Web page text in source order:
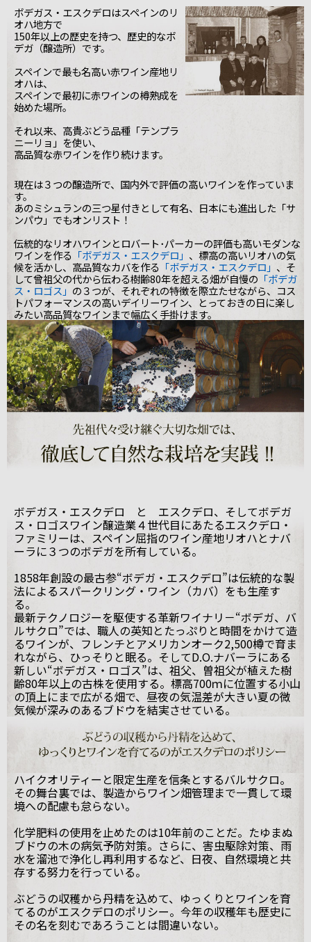
ボデガス・エスクデロはスペインのリ
オハ地方で
150年以上の歴史を持つ、歴史的なボ
デガ（醸造所）です。
スペインで最も名高い赤ワイン産地リ
オハは、
スペインで最初に赤ワインの樽熟成を
始めた場所。
それ以来、高貴ぶどう品種「テンプラ
ニーリョ」を使い、
高品質な赤ワインを作り続けます。
現在は３つの醸造所で、国内外で評価の高いワインを作っていま
す。
あのミシュランの三つ星付きとして有名、日本にも進出した「サ
ンパウ」でもオンリスト！
伝統的なリオハワインとロバート･パーカーの評価も高いモダンな
ワインを作る 「ボデガス・エスクデロ」 、標高の高いリオハの気
候を活かし、高品質なカバを作る 「ボデガス・エスクデロ」 、そ
して曾祖父の代から伝わる樹齢80年を超える畑が自慢の 「ボデガ
ス・ロゴス」 の３つが、それぞれの特徴を際立たせながら、コス
トパフォーマンスの高いデイリーワイン、とっておきの日に楽し
みたい高品質なワインまで幅広く手掛けます。
ボデガス・エスクデロ と エスクデロ、そしてボデガ
ス・ロゴスワイン醸造業４世代目にあたるエスクデロ・
ファミリーは、スペイン屈指のワイン産地リオハとナバ
ーラに３つのボデガを所有している。
1858年創設の最古参“ボデガ・エスクデロ”は伝統的な製
法によるスパークリング・ワイン（カバ）をも生産す
る。
最新テクノロジーを駆使する革新ワイナリ－“ボデガ、バ
ルサクロ”では、職人の英知とたっぷりと時間をかけて造
るワインが、フレンチとアメリカンオーク2,500樽で育ま
れながら、ひっそりと眠る。そしてD.O.ナバーラにある
新しい“ボデガス・ロゴス”は、祖父、曽祖父が植えた樹
齢80年以上の古株を使用する。標高700ｍに位置する小山
の頂上にまで広がる畑で、昼夜の気温差が大きい夏の微
気候が深みのあるブドウを結実させている。
ハイクオリティーと限定生産を信条とするバルサクロ。
その舞台裏では、製造からワイン畑管理まで一貫して環
境への配慮も怠らない。
化学肥料の使用を止めたのは10年前のことだ。たゆまぬ
ブドウの木の病気予防対策。さらに、害虫駆除対策、雨
水を溜池で浄化し再利用するなど、日夜、自然環境と共
存する努力を行っている。
ぶどうの収穫から丹精を込めて、ゆっくりとワインを育
てるのがエスクデロのポリシー。今年の収穫年も歴史に
その名を刻むであろうことは間違いない。